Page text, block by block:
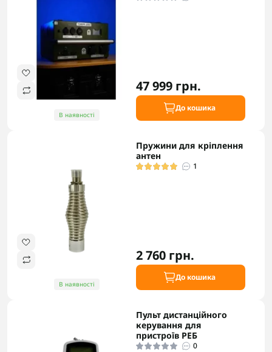
В наявності
47 999 грн.
До кошика
В наявності
Пружини для кріплення
антен
1
2 760 грн.
До кошика
Пульт дистанційного
керування для
пристроїв РЕБ
0